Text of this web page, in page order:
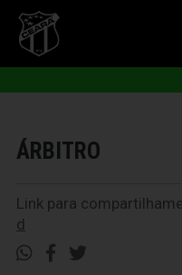
ÁRBITRO
Link para
d